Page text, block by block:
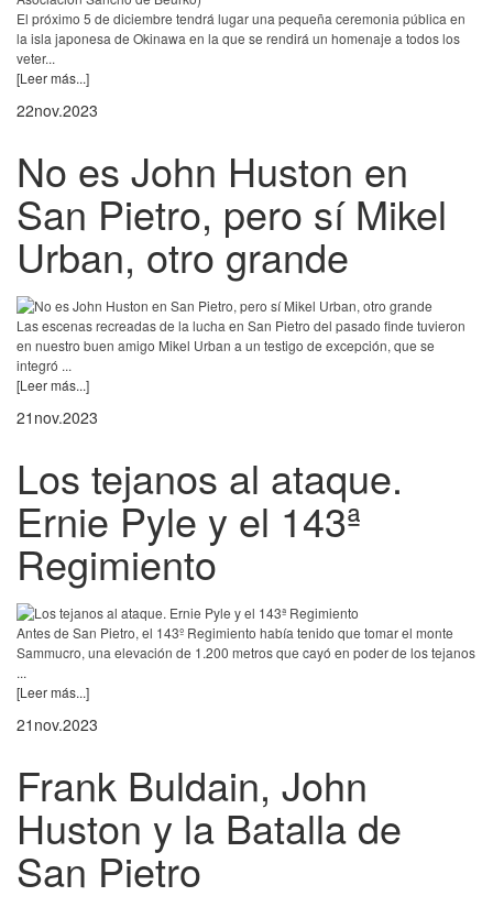
El próximo 5 de diciembre tendrá lugar una pequeña ceremonia pública en
la isla japonesa de Okinawa en la que se rendirá un homenaje a todos los
veter...
[Leer más...]
22nov.2023
No es John Huston en
San Pietro, pero sí Mikel
Urban, otro grande
Las escenas recreadas de la lucha en San Pietro del pasado finde tuvieron
en nuestro buen amigo Mikel Urban a un testigo de excepción, que se
integró ...
[Leer más...]
21 nov.2023
Los tejanos al ataque.
Ernie Pyle y el 143ª
Regimiento
Antes de San Pietro, el 143º Regimiento había tenido que tomar el monte
Sammucro, una elevación de 1.200 metros que cayó en poder de los tejanos
...
[Leer más...]
21 nov.2023
Frank Buldain, John
Huston y la Batalla de
San Pietro